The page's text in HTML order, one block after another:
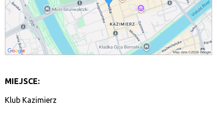
MIEJSCE:
Klub Kazimierz